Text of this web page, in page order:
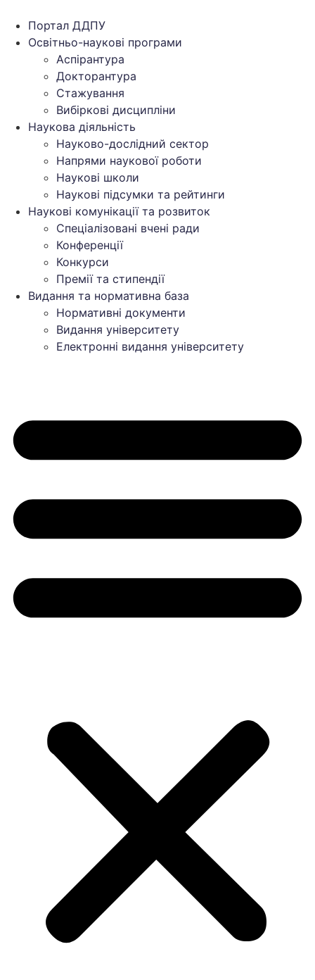
вмісту
Портал ДДПУ
Освітньо-наукові програми
Аспірантура
Докторантура
Стажування
Вибіркові дисципліни
Наукова діяльність
Науково-дослідний сектор
Напрями наукової роботи
Наукові школи
Наукові підсумки та рейтинги
Наукові комунікації та розвиток
Спеціалізовані вчені ради
Конференції
Конкурси
Премії та стипендії
Видання та нормативна база
Нормативні документи
Видання університету
Електронні видання університету